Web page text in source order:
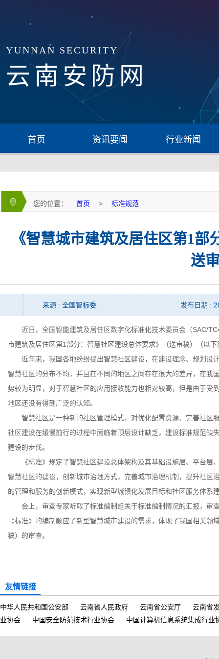
YUNNAN SECURITY
云南安防网
首页 资讯要闻 行业新闻
您的位置： 首页 > 标准规范
《智慧城市建筑及居住区第1
送
来源 : 全国智标委 发布日期 :
近日，全国智能建筑及居住区数字化标准化技术委员会（SAC/
市建筑及居住区第1部分：智慧社区建设总体要求》（送审稿）（以
近年来，我国各地纷纷提出智慧社区建设，在建设理念、规划设
智慧社区的分布不均，并且在不同的地区之间存在很大的差异，在我
势较为明显，对于智慧社区的应用接收能力也相对较高，但是由于受
地区还没有得到广泛的认知。
智慧社区是一种新的社区管理模式，对优化配置资源、完善社区
社区建设在缓慢前行的过程中面临着顶层设计缺乏，建设标准规范缺
建设的步伐。
《标准》规定了智慧社区建设总体架构及其基础设施层、平台层
智慧社区的建设，创新城市治理方式，完善城市治理机制，提升社区
的管理和服务的创新模式，实现新型城镇化发展目标和社区服务体系
会上，审查专家听取了标准编制组关于标准编制情况的汇报，审
《标准》的编制顺应了新型智慧城市建设的需求，体现了我国相关
稿）的审查。
友情链接
中华人民共和国公安部 云南省人民政府 云南省公安厅
云南省
业协会
中国安全防范技术行业协会 中国计算机信息系统集成行业